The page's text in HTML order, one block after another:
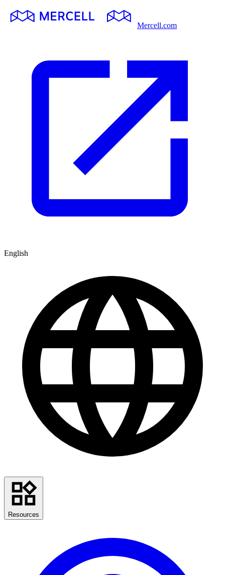
Mercell.com
English
Resources